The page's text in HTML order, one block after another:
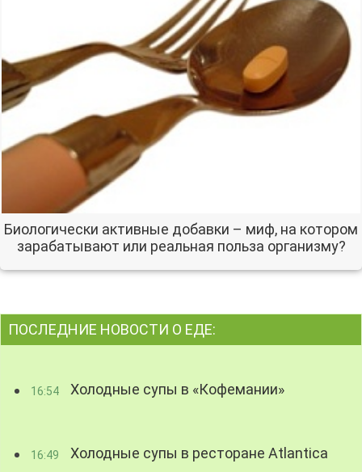
Биологически активные добавки – миф, на котором
зарабатывают или реальная польза организму?
ПОСЛЕДНИЕ НОВОСТИ О ЕДЕ:
16:54 Холодные супы в «Кофемании»
16:49 Холодные супы в ресторане Atlantica